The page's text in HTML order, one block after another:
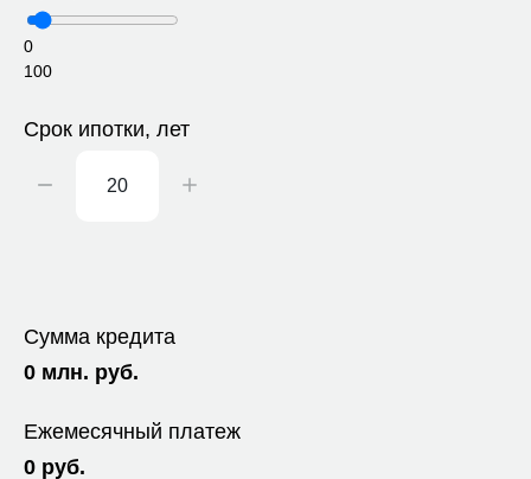
0
100
Срок ипотки, лет
Сумма кредита
0 млн. руб.
Ежемесячный платеж
0 руб.